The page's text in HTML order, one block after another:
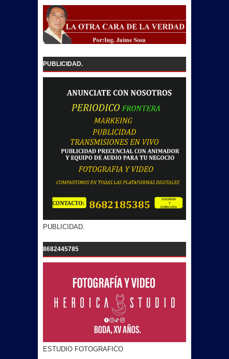
PUBLICIDAD.
PUBLICIDAD.
8682445785
ESTUDIO FOTOGRAFICO